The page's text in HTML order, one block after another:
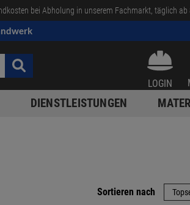
bei Abholung in unserem Fachmarkt, täglich ab
LOGIN
DIENSTLEISTUNGEN
Sortieren nach